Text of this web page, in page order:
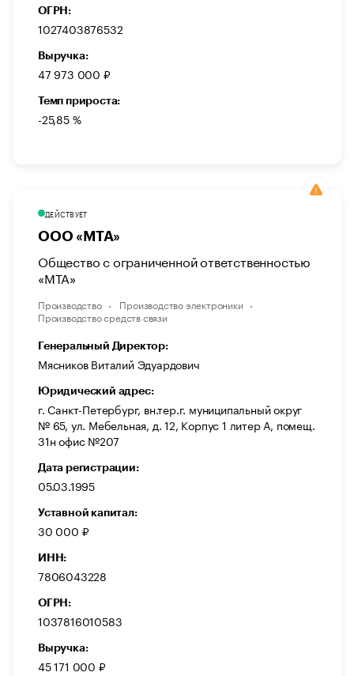
ОГРН:
1027403876532
Выручка:
47 973 000 ₽
Темп прироста:
-25,85 %
ДЕЙСТВУЕТ
ООО «МТА»
Общество с ограниченной ответственностью
«МТА»
Производство
Производство электроники
Производство средств связи
Генеральный Директор:
Мясников Виталий Эдуардович
Юридический адрес:
г. Санкт-Петербург, вн.тер.г. муниципальный округ
№ 65, ул. Мебельная, д. 12, Корпус 1 литер А, помещ.
31н офис №207
Дата регистрации:
05.03.1995
Уставной капитал:
30 000 ₽
ИНН:
7806043228
ОГРН:
1037816010583
Выручка:
45 171 000 ₽